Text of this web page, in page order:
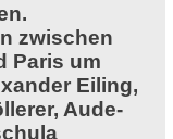
zwischen
Paris um
Eiling,
Aude-